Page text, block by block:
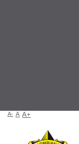
A- A A+